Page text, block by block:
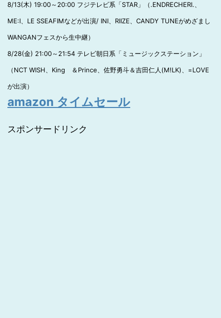
8/13(木) 19:00～20:00 フジテレビ系「STAR」（.ENDRECHERI.、
ME:I、LE SSEAFIMなどが出演/ INI、RIIZE、CANDY TUNEがめざまし
WANGANフェスから生中継）
8/28(金) 21:00～21:54 テレビ朝日系「ミュージックステーション」
（NCT WISH、King ＆Prince、佐野勇斗＆吉田仁人(M!LK)、=LOVE
が出演）
amazon タイムセール
スポンサードリンク